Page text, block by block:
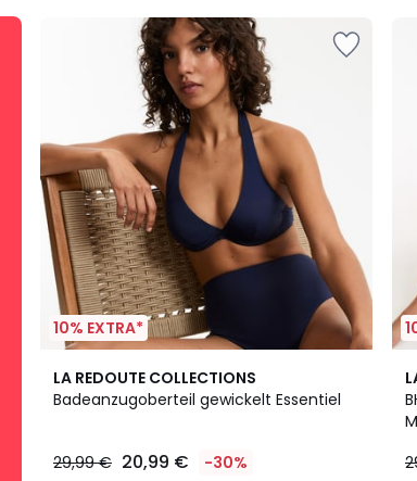
10% EXTRA*
LA REDOUTE COLLECTIONS
Badeanzugoberteil gewickelt Essentiel
29,99 € 20,99 € -30%
4
/
2
Farben